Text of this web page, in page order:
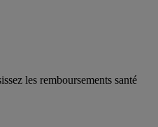
les remboursements santé